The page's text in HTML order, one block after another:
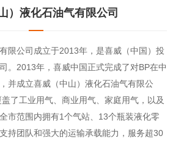
）液化石油气有限公司
限公司成立于2013年，是喜威（中国）投
。2013年，喜威中国正式完成了对BP在中
并成立喜威（中山）液化石油气有限公
了工业用气、商业用气、家庭用气，以及
市范围内拥有1个气站、13个瓶装液化零
持团队和强大的运输承载能力，服务超30